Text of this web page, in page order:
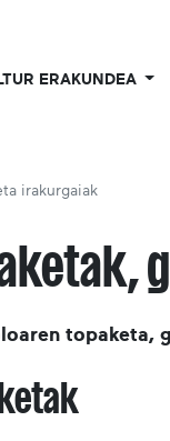
ERAKUNDEA
irakurgaiak
topaketa,